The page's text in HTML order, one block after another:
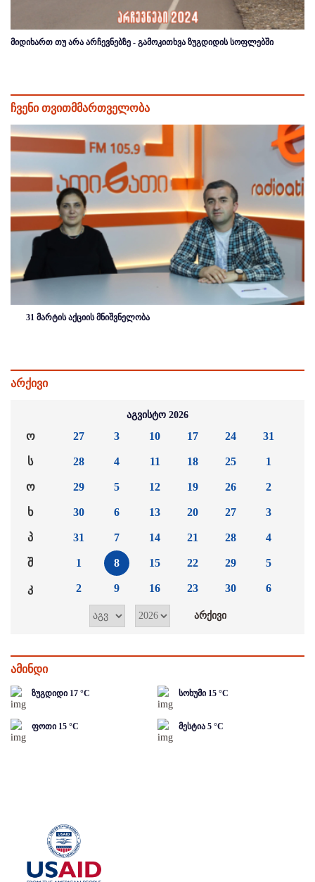
მიდიხართ თუ არა არჩევნებზე - გამოკითხვა ზუგდიდის სოფლებში
ჩვენი თვითმმართველობა
31 მარტის აქციის მნიშვნელობა
არქივი
აგვისტო 2026
ო
ს
ო
ხ
პ
შ
კ
27
28
29
30
31
1
2
3
4
5
6
7
8
9
10
11
12
13
14
15
16
17
18
19
20
21
22
23
24
25
26
27
28
29
30
31
1
2
3
4
5
6
ამინდი
ზუგდიდი 17 °C სოხუმი 15 °C
ფოთი 15 °C მესტია 5 °C